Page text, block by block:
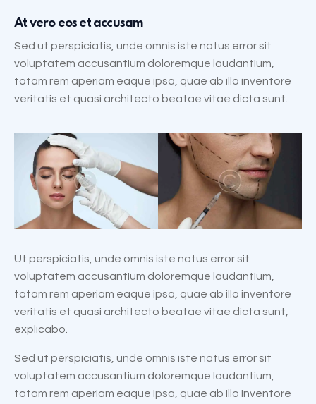
At vero eos et accusam
Sed ut perspiciatis, unde omnis iste natus error sit
voluptatem accusantium doloremque laudantium,
totam rem aperiam eaque ipsa, quae ab illo inventore
veritatis et quasi architecto beatae vitae dicta sunt.
Ut perspiciatis, unde omnis iste natus error sit
voluptatem accusantium doloremque laudantium,
totam rem aperiam eaque ipsa, quae ab illo inventore
veritatis et quasi architecto beatae vitae dicta sunt,
explicabo.
Sed ut perspiciatis, unde omnis iste natus error sit
voluptatem accusantium doloremque laudantium,
totam rem aperiam eaque ipsa, quae ab illo inventore